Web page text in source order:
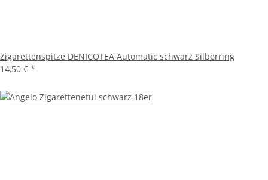
Zigarettenspitze DENICOTEA Automatic schwarz Silberring
14,50 € *